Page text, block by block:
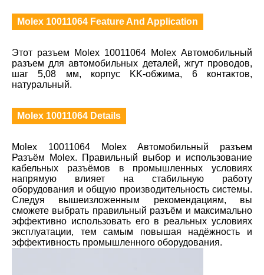
Molex 10011064 Feature And Application
Этот разъем Molex 10011064 Molex Автомобильный
разъем для автомобильных деталей, жгут проводов,
шаг 5,08 мм, корпус KK-обжима, 6 контактов,
натуральный.
Molex 10011064 Details
Molex 10011064 Molex Автомобильный разъем
Разъём Molex. Правильный выбор и использование
кабельных разъёмов в промышленных условиях
напрямую влияет на стабильную работу
оборудования и общую производительность системы.
Следуя вышеизложенным рекомендациям, вы
сможете выбрать правильный разъём и максимально
эффективно использовать его в реальных условиях
эксплуатации, тем самым повышая надёжность и
эффективность промышленного оборудования.